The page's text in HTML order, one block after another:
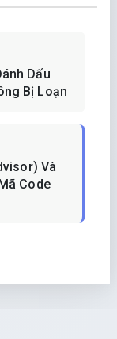
Dấu
Bị Loạn
Và
Code